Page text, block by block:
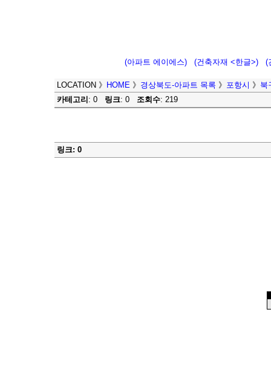
(아파트 에이에스) (건축자재 <한글>) (
LOCATION 》 HOME 》 경상북도-아파트 목록 》 포항시 》 북
카테고리 : 0 링크: 0 조회수: 219
링크: 0